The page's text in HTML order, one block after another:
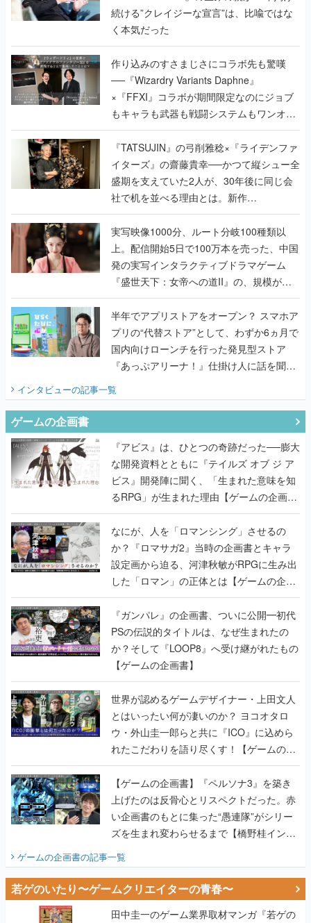
続ける”クレイジーな宣言”は、比喩ではな
く本気だった
作り込みのすさまじさにコラボ先も驚嘆
──『Wizardry Variants Daphne』
×『FFXI』コラボが期間限定なのにジョブ
もキャラも武器も戦闘システムもワンオフ
で作り込まれた理由を両ディレクターに聞
く
『TATSUJIN』の弓削雅稔×『ライデンファ
イターズ』の齋藤貴幸──かつて縦シュー全
盛期を支えていた2人が、30年後に同じ会
社で机を並べる理由とは。新作
『TATSUJIN EXTREME』で初タッグを組
んだレジェンド2人に訊く開発秘話
実写映像1000分、ルート分岐100種類以
上。配信開始5日で100万本を売った、中国
発の実写インタラクティブドラマゲーム
『盛世天下：女帝への道II』の、規模が違
うこだわりをプロデューサーに聞いた
半年でアプリストアをオープン？ スマホア
プリの“代替ストア”として、わずか6ヵ月で
国内向けローンチを行った発見型ストア
『あっぷアリーナ！』仕掛け人に話を聞い
てみた
インタビューの記事一覧
ゲームの企画書
『アビス』は、ひとつの奇跡だった──膨大
な開発資料とともに『テイルズ オブ ジ ア
ビス』開発陣に聞く、「生まれた意味を知
るRPG」が生まれた理由【ゲームの企画
書】
なにが、人を「ロマンシング」させるの
か？『ロマサガ2』当時の企画書とキャラ
設定画から迫る、河津秋敏がRPGに生み出
した「ロマン」の正体とは【ゲームの企画
書】
『ガンパレ』の企画書、ついに公開━初代
PSの伝説的タイトルは、なぜ生まれたの
か？そして『LOOP8』へ受け継がれたもの
【ゲームの企画書】
世界が認めるゲームデザイナー・上田文人
とはいったい何が凄いのか？ ヨコオタロ
ウ・外山圭一郎らと共に『ICO』に込めら
れたこだわりを語り尽くす！【ゲームの企
画書】
【ゲームの企画書】『ペルソナ3』を築き
上げたのは反骨心とリスペクトだった。赤
い企画書のもとに集った“愚連隊”がシリー
ズを生まれ変わらせるまで【橋野桂インタ
ビュー】
ゲームの企画書の記事一覧
若ゲのいたり〜ゲームクリエイターの青春〜
田中圭一のゲーム業界取材マンガ『若ゲの